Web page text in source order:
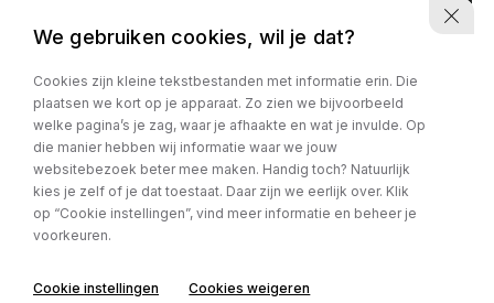
Mercedes-Benz CLK
stoelventilatie / parkeersensoren
We gebruiken cookies, wil je dat?
Cookies zijn kleine tekstbestanden met informatie erin. Die
plaatsen we kort op je apparaat. Zo zien we bijvoorbeeld
welke pagina’s je zag, waar je afhaakte en wat je invulde. Op
die manier hebben wij informatie waar we jouw
websitebezoek beter mee maken. Handig toch? Natuurlijk
kies je zelf of je dat toestaat. Daar zijn we eerlijk over. Klik
op “Cookie instellingen”, vind meer informatie en beheer je
voorkeuren.
Cookie instellingen Cookies weigeren